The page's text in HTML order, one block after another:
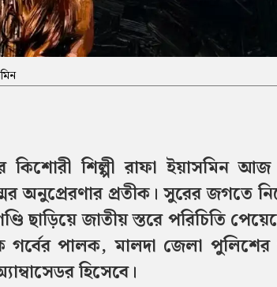
কিশোরী শিল্পী রাফা ইয়াসমিন
অনুপ্রেরণার প্রতীক। সুরের জগতে
ছাড়িয়ে জাতীয় স্তরে পরিচিতি
পালক, মালদা জেলা পুলিশের
হিসেবে।